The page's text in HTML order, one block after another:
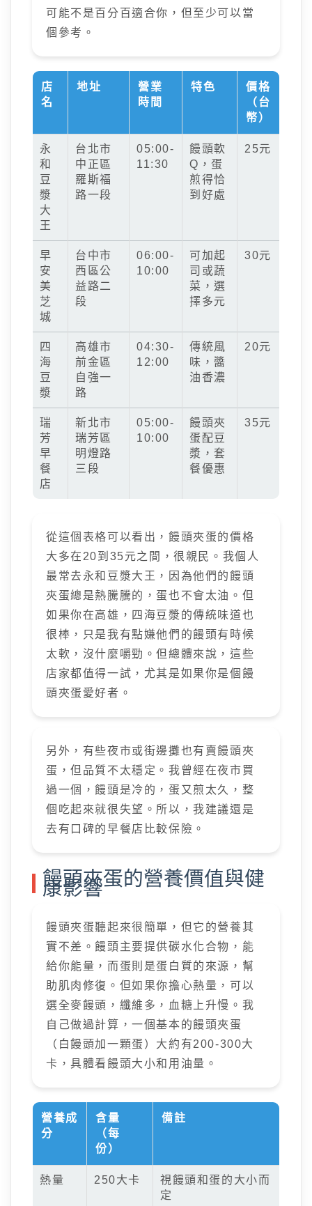
可能不是百分百適合你，但至少可以當
個參考。
店
名
地址
營業
時間
特色
價格
（台
幣）
永
和
豆
漿
大
王
台北市
中正區
羅斯福
路一段
05:00-
11:30
饅頭軟
Q，蛋
煎得恰
到好處
25元
早
安
美
芝
城
台中市
西區公
益路二
段
06:00-
10:00
可加起
司或蔬
菜，選
擇多元
30元
四
海
豆
漿
高雄市
前金區
自強一
路
04:30-
12:00
傳統風
味，醬
油香濃
20元
瑞
芳
早
餐
店
新北市
瑞芳區
明燈路
三段
05:00-
10:00
饅頭夾
蛋配豆
漿，套
餐優惠
35元
從這個表格可以看出，饅頭夾蛋的價格
大多在20到35元之間，很親民。我個人
最常去永和豆漿大王，因為他們的饅頭
夾蛋總是熱騰騰的，蛋也不會太油。但
如果你在高雄，四海豆漿的傳統味道也
很棒，只是我有點嫌他們的饅頭有時候
太軟，沒什麼嚼勁。但總體來說，這些
店家都值得一試，尤其是如果你是個饅
頭夾蛋愛好者。
另外，有些夜市或街邊攤也有賣饅頭夾
蛋，但品質不太穩定。我曾經在夜市買
過一個，饅頭是冷的，蛋又煎太久，整
個吃起來就很失望。所以，我建議還是
去有口碑的早餐店比較保險。
饅頭夾蛋的營養價值與健
康影響
饅頭夾蛋聽起來很簡單，但它的營養其
實不差。饅頭主要提供碳水化合物，能
給你能量，而蛋則是蛋白質的來源，幫
助肌肉修復。但如果你擔心熱量，可以
選全麥饅頭，纖維多，血糖上升慢。我
自己做過計算，一個基本的饅頭夾蛋
（白饅頭加一顆蛋）大約有200-300大
卡，具體看饅頭大小和用油量。
營養成
分
含量
（每
份）
備註
熱量 250大卡
視饅頭和蛋的大小而
定